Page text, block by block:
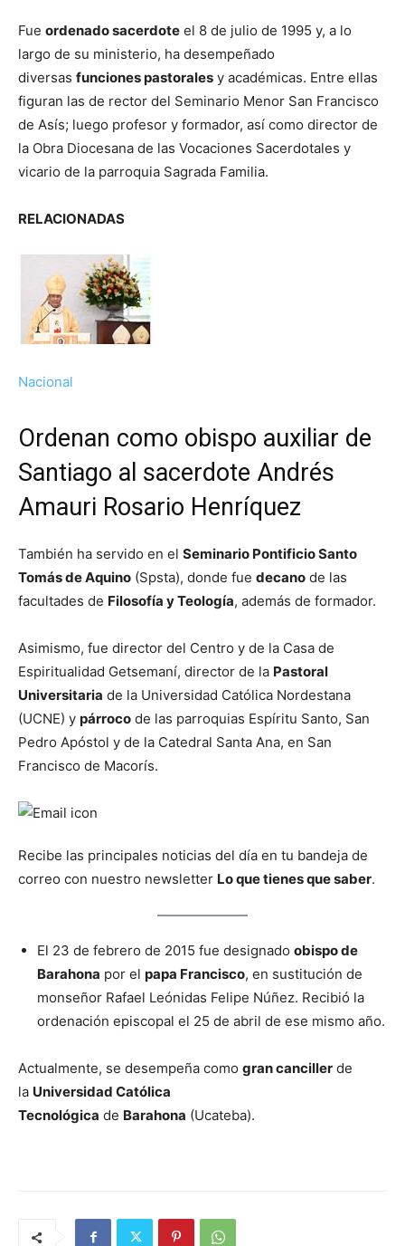
Fue ordenado sacerdote el 8 de julio de 1995 y, a lo
largo de su ministerio, ha desempeñado
diversas funciones pastorales y académicas. Entre ellas
figuran las de rector del Seminario Menor San Francisco
de Asís; luego profesor y formador, así como director de
la Obra Diocesana de las Vocaciones Sacerdotales y
vicario de la parroquia Sagrada Familia.
RELACIONADAS
Nacional
Ordenan como obispo auxiliar de
Santiago al sacerdote Andrés
Amauri Rosario Henríquez
También ha servido en el Seminario Pontificio Santo
Tomás de Aquino (Spsta), donde fue decano de las
facultades de Filosofía y Teología, además de formador.
Asimismo, fue director del Centro y de la Casa de
Espiritualidad Getsemaní, director de la Pastoral
Universitaria de la Universidad Católica Nordestana
(UCNE) y párroco de las parroquias Espíritu Santo, San
Pedro Apóstol y de la Catedral Santa Ana, en San
Francisco de Macorís.
Recibe las principales noticias del día en tu bandeja de
correo con nuestro newsletter Lo que tienes que saber.
El 23 de febrero de 2015 fue designado obispo de
Barahona por el papa Francisco, en sustitución de
monseñor Rafael Leónidas Felipe Núñez. Recibió la
ordenación episcopal el 25 de abril de ese mismo año.
Actualmente, se desempeña como gran canciller de
la Universidad Católica
Tecnológica de Barahona (Ucateba).